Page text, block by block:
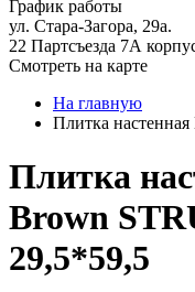
График работы
ул. Стара-Загора, 29а.
22 Партсъезда 7А
Смотреть на карте
На главную
Плитка
Плитка
Brown
29,5*59,5